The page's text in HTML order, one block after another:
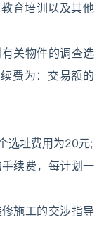
育培训以及其他
关物件的调查选
费为：交易额的
选址费用为20元;
续费，每计划一
施工的交涉指导